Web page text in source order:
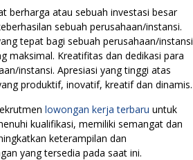
berharga atau sebuah investasi besar
sebuah perusahaan/instansi.
tepat bagi sebuah perusahaan/instansi
maksimal. Kreatifitas dan dedikasi para
instansi. Apresiasi yang tinggi atas
produktif, inovatif, kreatif dan dinamis.
lowongan kerja terbaru untuk
kualifikasi, memiliki semangat dan
keterampilan dan
yang tersedia pada saat ini.